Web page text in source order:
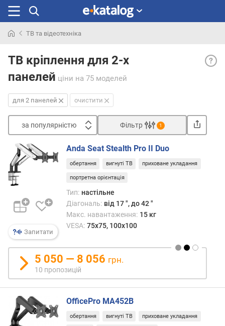
раніше
ТВ та відеотехніка
ТВ кріплення для 2-х
панелей ціни на 75 моделей
Для
2
(пліч-
о-
для 2 панелей очистити
за популярністю
з
п
у
я
р
н
і
с
т
в
Фільтр 1
Запитати
Anda Seat Stealth Pro II Duo
обертання вигнуті ТВ приховане укладання
портретна орієнтація
Тип: настільне
Діагональ: від 17 ", до 42 "
Макс. навантаження: 15 кг
VESA: 75x75, 100x100
5 050 — 8 056 грн.
10 пропозицій
OfficePro MA452B
обертання вигнуті ТВ приховане укладання